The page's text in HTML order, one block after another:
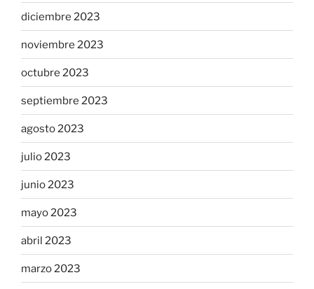
diciembre 2023
noviembre 2023
octubre 2023
septiembre 2023
agosto 2023
julio 2023
junio 2023
mayo 2023
abril 2023
marzo 2023